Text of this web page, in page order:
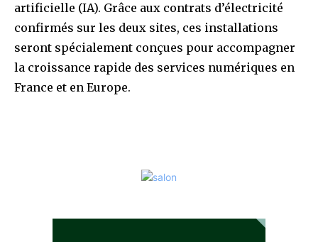
artificielle (IA). Grâce aux contrats d’électricité
confirmés sur les deux sites, ces installations
seront spécialement conçues pour accompagner
la croissance rapide des services numériques en
France et en Europe.